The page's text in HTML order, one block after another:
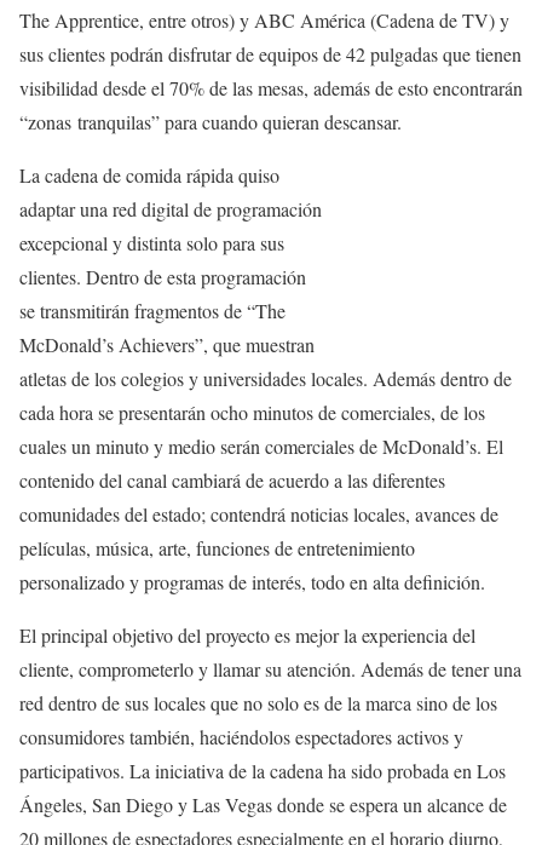
The Apprentice, entre otros) y ABC América (Cadena de TV) y
sus clientes podrán disfrutar de equipos de 42 pulgadas que tienen
visibilidad desde el 70% de las mesas, además de esto encontrarán
“zonas tranquilas” para cuando quieran descansar.
La cadena de comida rápida quiso
adaptar una red digital de programación
excepcional y distinta solo para sus
clientes. Dentro de esta programación
se transmitirán fragmentos de “The
McDonald’s Achievers”, que muestran
atletas de los colegios y universidades locales. Además dentro de
cada hora se presentarán ocho minutos de comerciales, de los
cuales un minuto y medio serán comerciales de McDonald’s. El
contenido del canal cambiará de acuerdo a las diferentes
comunidades del estado; contendrá noticias locales, avances de
películas, música, arte, funciones de entretenimiento
personalizado y programas de interés, todo en alta definición.
El principal objetivo del proyecto es mejor la experiencia del
cliente, comprometerlo y llamar su atención. Además de tener una
red dentro de sus locales que no solo es de la marca sino de los
consumidores también, haciéndolos espectadores activos y
participativos. La iniciativa de la cadena ha sido probada en Los
Ángeles, San Diego y Las Vegas donde se espera un alcance de
20 millones de espectadores especialmente en el horario diurno,